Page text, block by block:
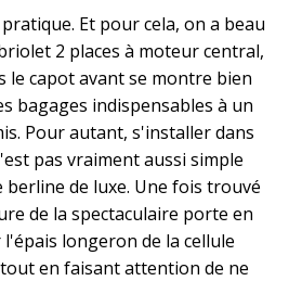
Et pour cela, on a beau
2 places à moteur central,
le capot avant se montre bien
bagages indispensables à un
Pour autant, s'installer dans
pas vraiment aussi simple
berline de luxe. Une fois trouvé
de la spectaculaire porte en
longeron de la cellule
en faisant attention de ne